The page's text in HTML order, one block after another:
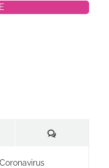
Commentaires